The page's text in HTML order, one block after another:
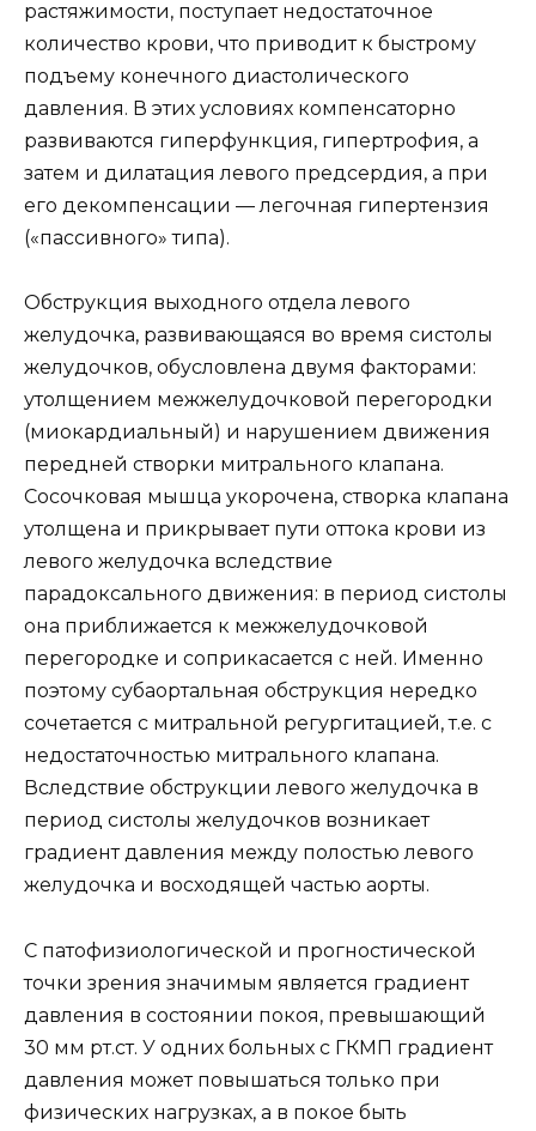
растяжимости, поступает недостаточное
количество крови, что приводит к быстрому
подъему конечного диастолического
давления. В этих условиях компенсаторно
развиваются гиперфункция, гипертрофия, а
затем и дилатация левого предсердия, а при
его декомпенсации — легочная гипертензия
(«пассивного» типа).
Обструкция выходного отдела левого
желудочка, развивающаяся во время систолы
желудочков, обусловлена двумя факторами:
утолщением межжелудочковой перегородки
(миокардиальный) и нарушением движения
передней створки митрального клапана.
Сосочковая мышца укорочена, створка клапана
утолщена и прикрывает пути оттока крови из
левого желудочка вследствие
парадоксального движения: в период систолы
она приближается к межжелудочковой
перегородке и соприкасается с ней. Именно
поэтому субаортальная обструкция нередко
сочетается с митральной регургитацией, т.е. с
недостаточностью митрального клапана.
Вследствие обструкции левого желудочка в
период систолы желудочков возникает
градиент давления между полостью левого
желудочка и восходящей частью аорты.
С патофизиологической и прогностической
точки зрения значимым является градиент
давления в состоянии покоя, превышающий
30 мм рт.ст. У одних больных с ГКМП градиент
давления может повышаться только при
физических нагрузках, а в покое быть